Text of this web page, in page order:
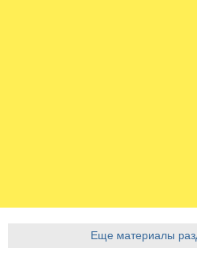
Еще материалы